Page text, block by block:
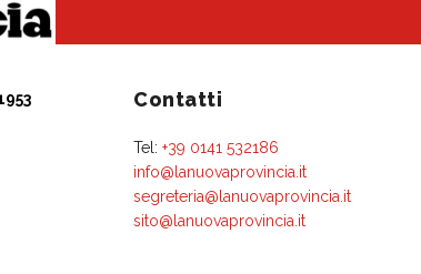
Contatti
Tel: +39 0141 532186
info@lanuovaprovincia.it
segreteria@lanuovaprovincia.it
sito@lanuovaprovincia.it